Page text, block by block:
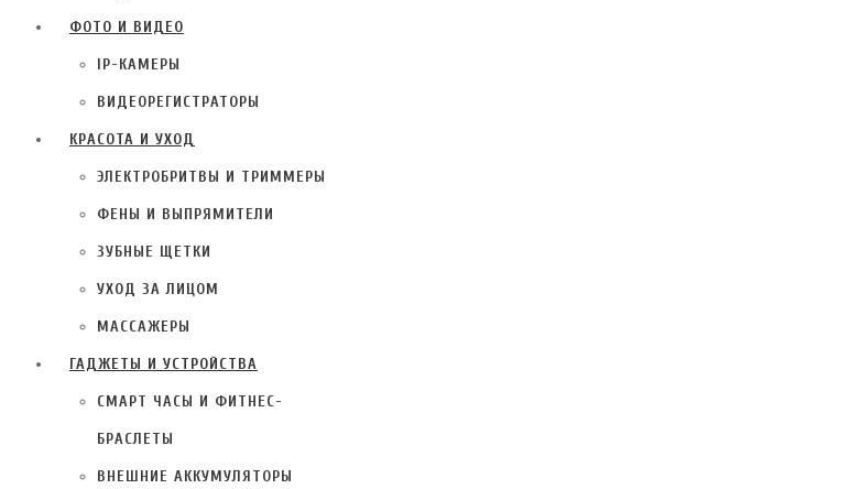
ФОТО И ВИДЕО
IP-КАМЕРЫ
ВИДЕОРЕГИСТРАТОРЫ
КРАСОТА И УХОД
ЭЛЕКТРОБРИТВЫ И ТРИММЕРЫ
ФЕНЫ И ВЫПРЯМИТЕЛИ
ЗУБНЫЕ ЩЕТКИ
УХОД ЗА ЛИЦОМ
МАССАЖЕРЫ
ГАДЖЕТЫ И УСТРОЙСТВА
СМАРТ ЧАСЫ И ФИТНЕС-
БРАСЛЕТЫ
ВНЕШНИЕ АККУМУЛЯТОРЫ